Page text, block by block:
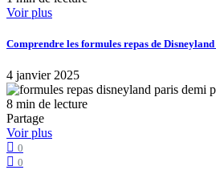
Voir plus
Comprendre les formules repas de
4 janvier 2025
8 min de lecture
Partage
Voir plus
0
0